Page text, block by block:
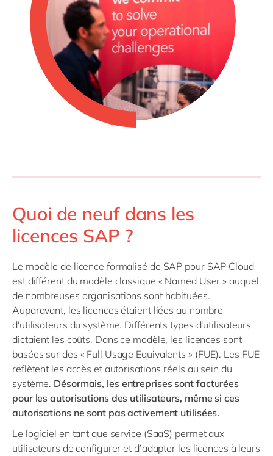
Quoi de neuf dans les
licences SAP ?
Le modèle de licence formalisé de SAP pour SAP Cloud
est différent du modèle classique « Named User » auquel
de nombreuses organisations sont habituées.
Auparavant, les licences étaient liées au nombre
d'utilisateurs du système. Différents types d'utilisateurs
dictaient les coûts. Dans ce modèle, les licences sont
basées sur des « Full Usage Equivalents » (FUE). Les FUE
reflètent les accès et autorisations réels au sein du
système. Désormais, les entreprises sont facturées
pour les autorisations des utilisateurs, même si ces
autorisations ne sont pas activement utilisées.
Le logiciel en tant que service (SaaS) permet aux
utilisateurs de configurer et d’adapter les licences à leurs